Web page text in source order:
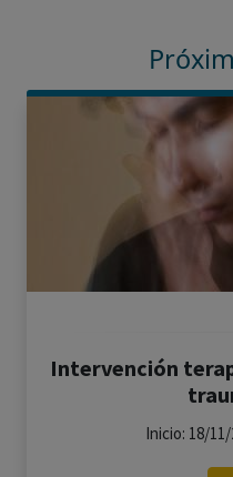
Intervención
Inicio: 18/